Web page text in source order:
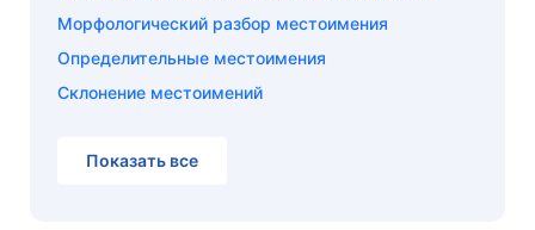
Морфологический разбор местоимения
Определительные местоимения
Склонение местоимений
Показать все